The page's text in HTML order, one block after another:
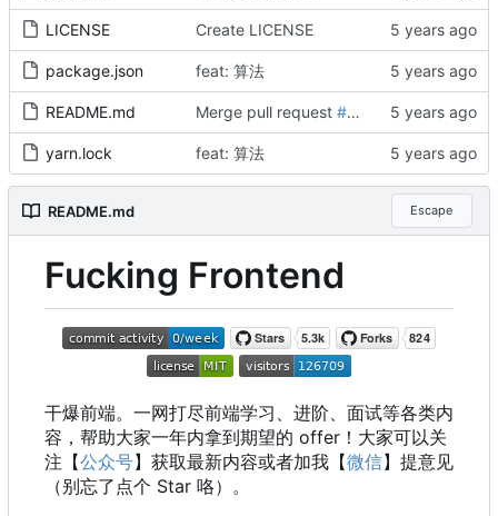
LICENSE Create LICENSE
package.json feat: 算法
README.md Merge pull request #69 from rookielzy/
yarn.lock feat: 算法
README.md Escape
Fucking Frontend
干爆前端。一网打尽前端学习、进阶、面试等各类内
容，帮助大家一年内拿到期望的 offer ！ 大家可以关
注【公众号】获取最新内容或者加我【微信】提意见
（别忘了点个 Star 咯）。